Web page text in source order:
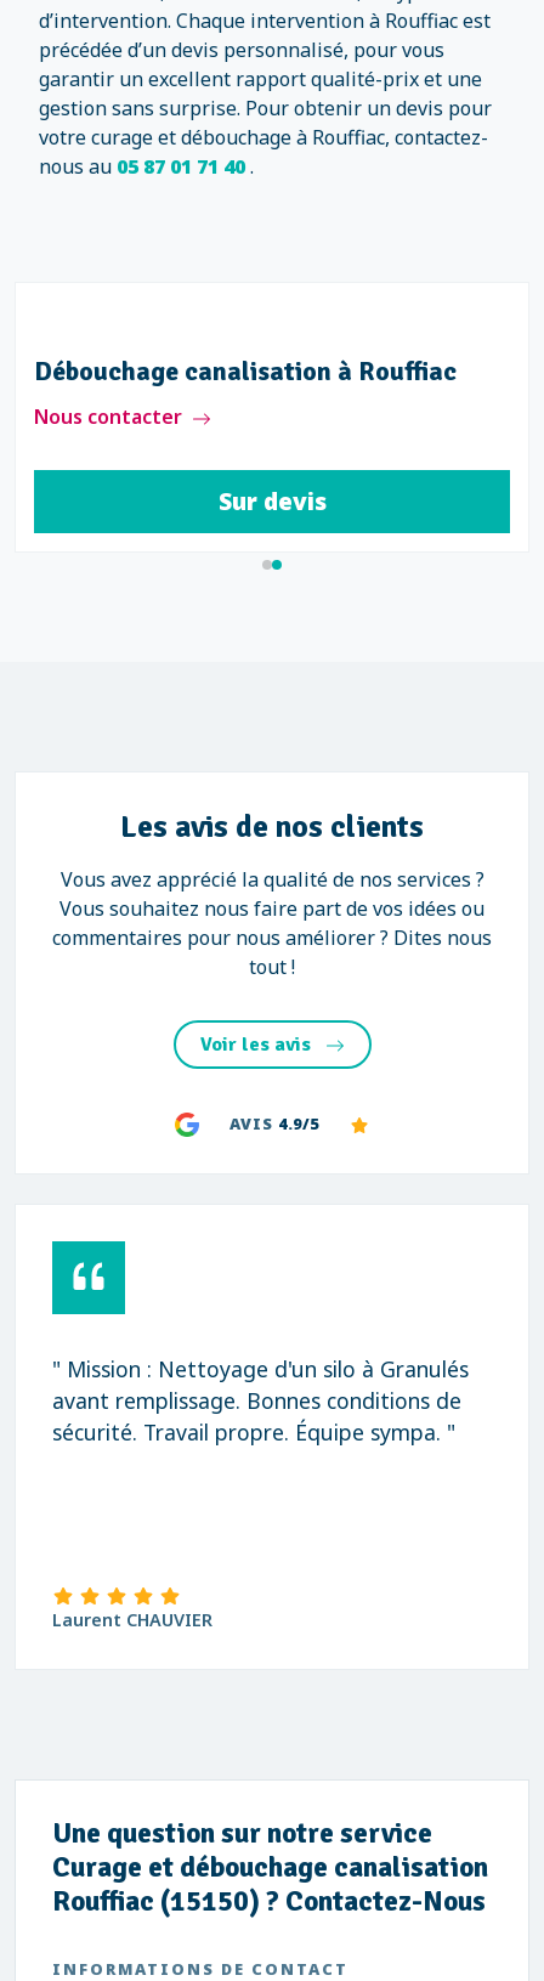
d’intervention. Chaque intervention à Rouffiac est
précédée d’un devis personnalisé, pour vous
garantir un excellent rapport qualité-prix et une
gestion sans surprise. Pour obtenir un devis pour
votre curage et débouchage à Rouffiac, contactez-
nous au 05 87 01 71 40.
Débouchage canalisation à Rouffiac
Nous contacter
Sur devis
Les avis de nos clients
Vous avez apprécié la qualité de nos services ?
Vous souhaitez nous faire part de vos idées ou
commentaires pour nous améliorer ? Dites nous
tout !
Voir les avis
AVIS 4.9/5
" Mission : Nettoyage d'un silo à Granulés
avant remplissage. Bonnes conditions de
sécurité. Travail propre. Équipe sympa. "
Laurent CHAUVIER
Une question sur notre service
Curage et débouchage canalisation
Rouffiac (15150) ? Contactez-Nous
INFORMATIONS DE CONTACT